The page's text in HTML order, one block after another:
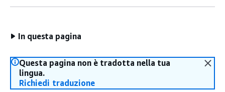
In questa pagina
Questa pagina non è tradotta nella tua
lingua.
Richiedi traduzione